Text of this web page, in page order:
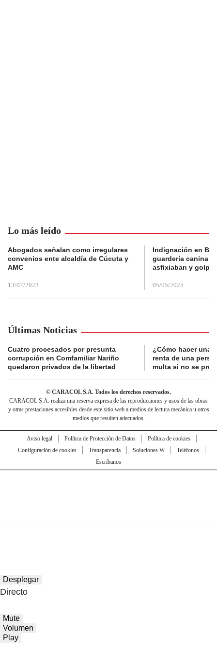
Lo más leído
Abogados señalan como irregulares
convenios ente alcaldía de Cúcuta y
AMC
13/07/2023
Indignación en
guardería canina
asfixiaban y
05/05/2025
Últimas Noticias
Cuatro procesados por presunta
corrupción en Comfamiliar Nariño
quedaron privados de la libertad
¿Cómo hacer una
renta de una
multa si no se
© CARACOL S.A. Todos los derechos reservados.
CARACOL S.A. realiza una reserva expresa de las reproducciones y usos de las obras
y otras prestaciones accesibles desde este sitio web a medios de lectura mecánica u otros
medios que resulten adecuados.
Aviso legal Política de Protección de Datos
Política de cookies
Configuración de cookies
Transparencia Soluciones W
Teléfonos
Escríbanos
Desplegar
Directo
Mute
Volumen
Play